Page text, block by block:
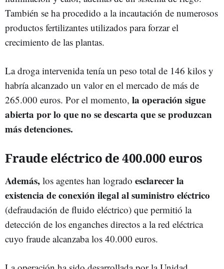
También se ha procedido a la incautación de numerosos
productos fertilizantes utilizados para forzar el
crecimiento de las plantas.
La droga intervenida tenía un peso total de 146 kilos y
habría alcanzado un valor en el mercado de más de
265.000 euros. Por el momento, la operación sigue
abierta por lo que no se descarta que se produzcan
más detenciones.
Fraude eléctrico de 400.000 euros
Además, los agentes han logrado esclarecer la
existencia de conexión ilegal al suministro eléctrico
(defraudación de fluido eléctrico) que permitió la
detección de los enganches directos a la red eléctrica
cuyo fraude alcanzaba los 40.000 euros.